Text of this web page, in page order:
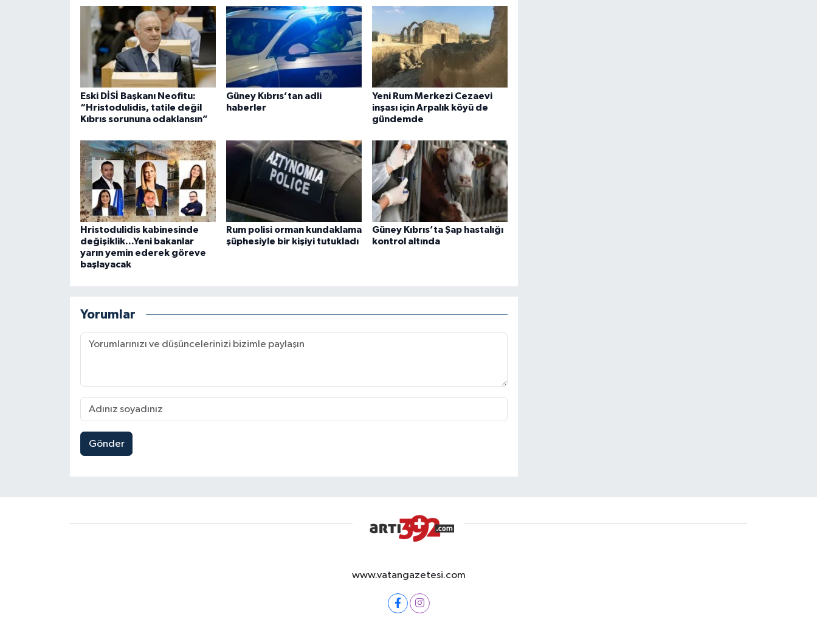
Eski DİSİ Başkanı Neofitu:
“Hristodulidis, tatile değil
Kıbrıs sorununa odaklansın”
Güney Kıbrıs’tan adli
haberler
Yeni Rum Merkezi Cezaevi
inşası için Arpalık köyü de
gündemde
Hristodulidis kabinesinde
değişiklik...Yeni bakanlar
yarın yemin ederek göreve
başlayacak
Rum polisi orman kundaklama
şüphesiyle bir kişiyi tutukladı
Güney Kıbrıs’ta Şap hastalığı
kontrol altında
Yorumlar
Gönder
www.vatangazetesi.com